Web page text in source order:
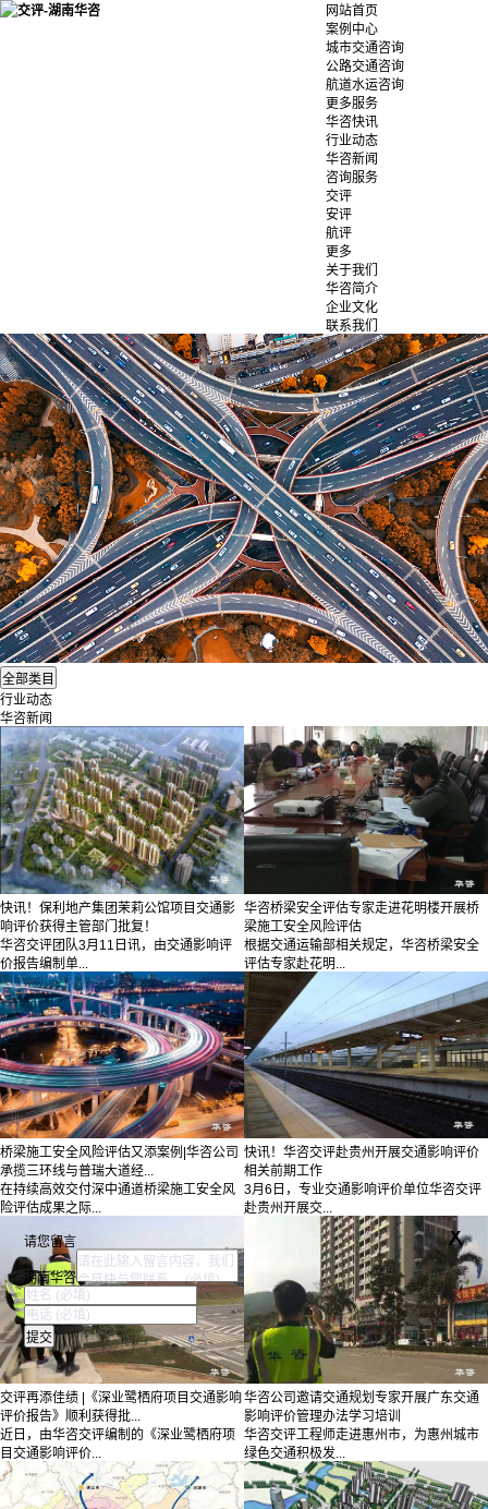
网站首页
案例中心
城市交通咨询
公路交通咨询
航道水运咨询
更多服务
华咨快讯
行业动态
华咨新闻
咨询服务
交评
安评
航评
更多
关于我们
华咨简介
企业文化
联系我们
行业动态
华咨新闻
快讯！保利地产集团茉莉公馆项目交通影
响评价获得主管部门批复！
华咨交评团队3月11日讯，由交通影响评
价报告编制单...
华咨桥梁安全评估专家走进花明楼开展桥
梁施工安全风险评估
根据交通运输部相关规定，华咨桥梁安全
评估专家赴花明...
桥梁施工安全风险评估又添案例|华咨公司
承揽三环线与普瑞大道经...
在持续高效交付深中通道桥梁施工安全风
险评估成果之际...
快讯！华咨交评赴贵州开展交通影响评价
相关前期工作
3月6日，专业交通影响评价单位华咨交评
赴贵州开展交...
交评再添佳绩 |《深业鹭栖府项目交通影响
评价报告》顺利获得批...
近日，由华咨交评编制的《深业鹭栖府项
目交通影响评价...
华咨公司邀请交通规划专家开展广东交通
影响评价管理办法学习培训
华咨交评工程师走进惠州市，为惠州城市
绿色交通积极发...
请您留言 x
湖南华咨